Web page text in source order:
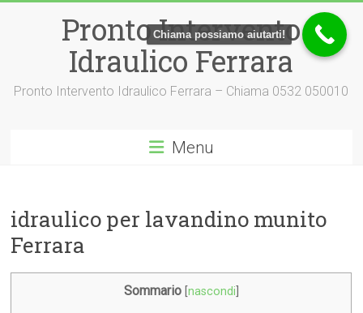
Pronto Intervento
Idraulico Ferrara
Pronto Intervento Idraulico Ferrara – Chiama 0532 050010
Menu
idraulico per lavandino munito
Ferrara
Sommario nascondi
Chiama possiamo aiutarti!